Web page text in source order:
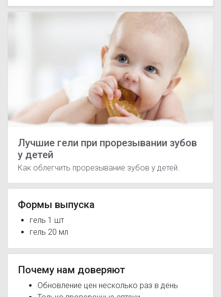
Лучшие гели при прорезывании зубов
у детей
Как облегчить прорезывание зубов у детей.
Формы выпуска
гель 1 шт
гель 20 мл
Почему нам доверяют
Обновление цен несколько раз в день